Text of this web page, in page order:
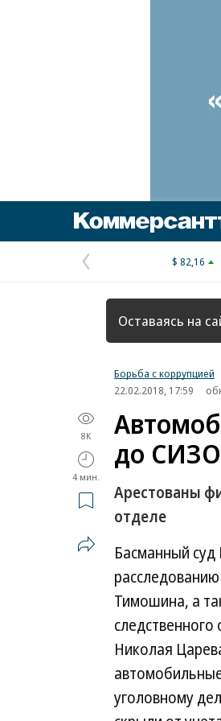
Предыдущая
страница
$ 82,16
Оставаясь на
Борьба с коррупцией
22.02.2018, 17:59
8K
4 мин.
до СИЗО
Арестованы
отделе
Басманный суд
Тимошина, а
Николая
уголовному